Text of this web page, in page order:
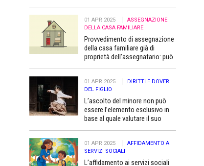
01 APR 2025
ASSEGNAZIONE
DELLA CASA FAMILIARE
Provvedimento di assegnazione
della casa familiare già di
proprietà dell’assegnatario: può
01 APR 2025
DIRITTI E DOVERI
DEL FIGLIO
L’ascolto del minore non può
essere l’elemento esclusivo in
base al quale valutare il suo
01 APR 2025
AFFIDAMENTO AI
SERVIZI SOCIALI
L’affidamento ai servizi sociali